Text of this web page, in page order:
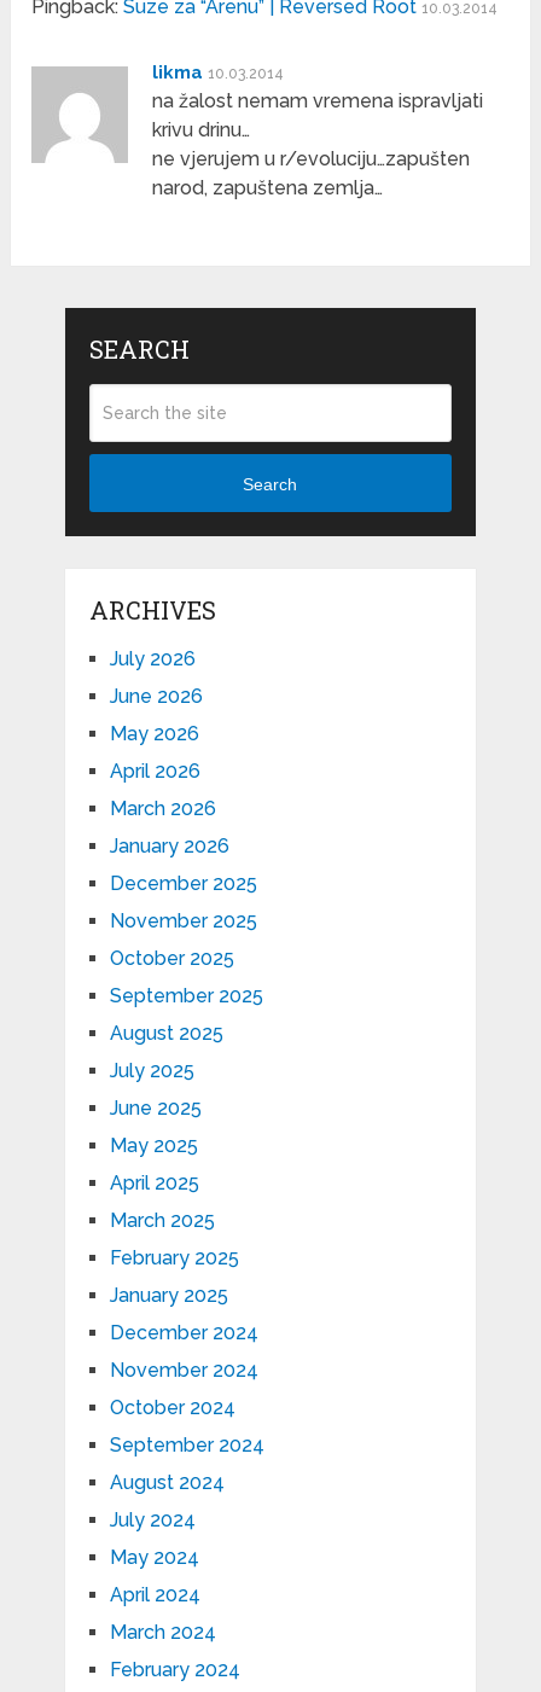
Pingback:Suze za “Arenu” | Reversed Root 10.03.2014
likma 10.03.2014
na žalost nemam vremena ispravljati
krivu drinu…
ne vjerujem u r/evoluciju…zapušten
narod, zapuštena zemlja…
SEARCH
Search
ARCHIVES
July 2026
June 2026
May 2026
April 2026
March 2026
January 2026
December 2025
November 2025
October 2025
September 2025
August 2025
July 2025
June 2025
May 2025
April 2025
March 2025
February 2025
January 2025
December 2024
November 2024
October 2024
September 2024
August 2024
July 2024
May 2024
April 2024
March 2024
February 2024